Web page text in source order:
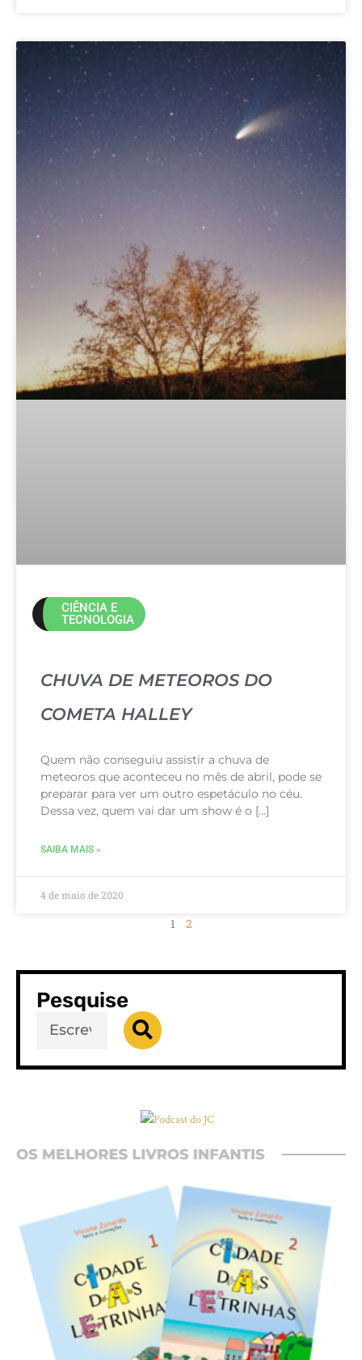
CIÊNCIA E
TECNOLOGIA
CHUVA DE METEOROS DO
COMETA HALLEY
Quem não conseguiu assistir a chuva de
meteoros que aconteceu no mês de abril, pode se
preparar para ver um outro espetáculo no céu.
Dessa vez, quem vai dar um show é o […]
SAIBA MAIS »
4 de maio de 2020
1 2
Pesquise